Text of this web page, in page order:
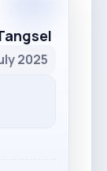
2025